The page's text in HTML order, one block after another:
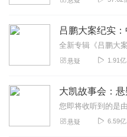
一切Owo
感觉主播做节目很用心
🌹🌹
吕鹏大案纪实
悬疑 1.91亿
悬疑 6.59亿